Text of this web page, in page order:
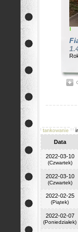
Data
2022-03-10
(Czwartek)
2022-03-10
(Czwartek)
2022-02-25
(Piątek)
2022-02-07
(Poniedziałek)